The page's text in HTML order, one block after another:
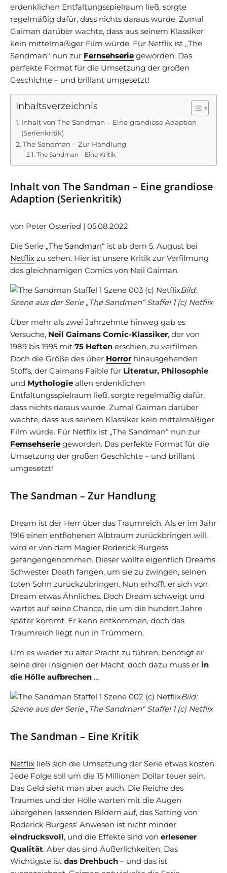
erdenklichen Entfaltungsspielraum ließ, sorgte
regelmäßig dafür, dass nichts daraus wurde. Zumal
Gaiman darüber wachte, dass aus seinem Klassiker
kein mittelmäßiger Film würde. Für Netflix ist „The
Sandman“ nun zur Fernsehserie geworden. Das
perfekte Format für die Umsetzung der großen
Geschichte – und brillant umgesetzt!
Inhaltsverzeichnis
Inhalt von The Sandman – Eine grandiose Adaption
(Serienkritik)
The Sandman – Zur Handlung
The Sandman – Eine Kritik
Inhalt von The Sandman – Eine grandiose
Adaption (Serienkritik)
von Peter Osteried | 05.08.2022
Die Serie „The Sandman“ ist ab dem 5. August bei
Netflix zu sehen. Hier ist unsere Kritik zur Verfilmung
des gleichnamigen Comics von Neil Gaiman.
Bild:
Szene aus der Serie „The Sandman“ Staffel 1 (c) Netflix
Über mehr als zwei Jahrzehnte hinweg gab es
Versuche, Neil Gaimans Comic-Klassiker, der von
1989 bis 1995 mit 75 Heften erschien, zu verfilmen.
Doch die Größe des über Horrorhinausgehenden
Stoffs, der Gaimans Faible für Literatur, Philosophie
und Mythologie allen erdenklichen
Entfaltungsspielraum ließ, sorgte regelmäßig dafür,
dass nichts daraus wurde. Zumal Gaiman darüber
wachte, dass aus seinem Klassiker kein mittelmäßiger
Film würde. Für Netflix ist „The Sandman“ nun zur
Fernsehserie geworden. Das perfekte Format für die
Umsetzung der großen Geschichte – und brillant
umgesetzt!
The Sandman – Zur Handlung
Dream ist der Herr über das Traumreich. Als er im Jahr
1916 einen entflohenen Albtraum zurückbringen will,
wird er von dem Magier Roderick Burgess
gefangengenommen. Dieser wollte eigentlich Dreams
Schwester Death fangen, um sie zu zwingen, seinen
toten Sohn zurückzubringen. Nun erhofft er sich von
Dream etwas Ähnliches. Doch Dream schweigt und
wartet auf seine Chance, die um die hundert Jahre
später kommt. Er kann entkommen, doch das
Traumreich liegt nun in Trümmern.
Um es wieder zu alter Pracht zu führen, benötigt er
seine drei Insignien der Macht, doch dazu muss er in
die Hölle aufbrechen …
Bild:
Szene aus der Serie „The Sandman“ Staffel 1 (c) Netflix
The Sandman – Eine Kritik
Netflix ließ sich die Umsetzung der Serie etwas kosten.
Jede Folge soll um die 15 Millionen Dollar teuer sein.
Das Geld sieht man aber auch. Die Reiche des
Traumes und der Hölle warten mit die Augen
übergehen lassenden Bildern auf, das Setting von
Roderick Burgess‘ Anwesen ist nicht minder
eindrucksvoll, und die Effekte sind von erlesener
Qualität. Aber das sind Äußerlichkeiten. Das
Wichtigste ist das Drehbuch – und das ist